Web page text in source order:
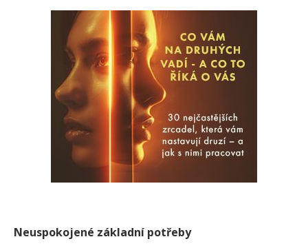
Neuspokojené základní potřeby